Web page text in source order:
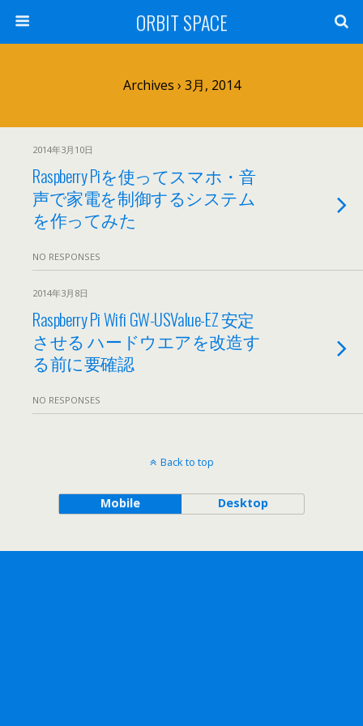
ORBIT SPACE
Archives › 3月, 2014
2014年3月10日
Raspberry Piを使ってスマホ・音
声で家電を制御するシステム
を作ってみた
NO RESPONSES
2014年3月8日
Raspberry Pi Wifi GW-USValue-EZ 安定
させる ハードウエアを改造す
る前に要確認
NO RESPONSES
Back to top
Mobile Desktop